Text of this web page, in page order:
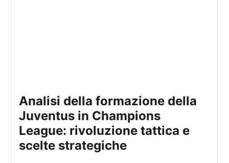
Analisi della formazione della
Juventus in Champions
League: rivoluzione tattica e
scelte strategiche